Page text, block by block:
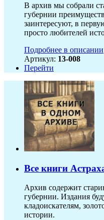
В архив мы собрали
губернии
заинтересуют, в
просто любителей
Подробнее в описании
Артикул: 13-008
Перейти
Все книги
Архив содержит
губернии. Издания
кладоискателям,
истории.